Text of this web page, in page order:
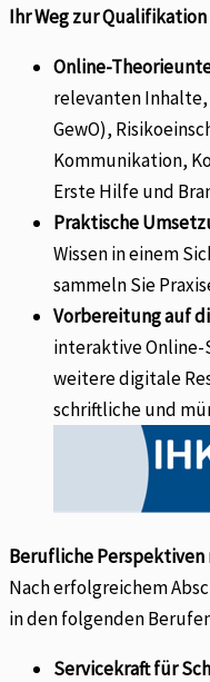
Ihr Weg zur Qualifikation
Online-
relevanten
GewO),
Kommunikation,
Erste Hilfe und
Praktische
Wissen in einem
sammeln Sie
Vorbereitung auf
interaktive Online-
weitere digitale
schriftliche und
Berufliche Perspektiven
Nach erfolgreichem
in den folgenden
Servicekraft für